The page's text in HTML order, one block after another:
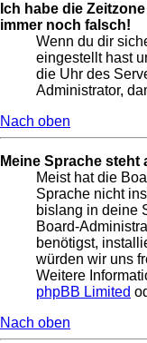
Ich habe die
immer noch falsch!
Wenn du dir
eingestellt hast
die Uhr des
Administrator,
Nach oben
Meine Sprache
Meist hat die
Sprache nicht
bislang in deine
Board-
benötigst,
würden wir uns
Weitere
phpBB Limited
Nach oben